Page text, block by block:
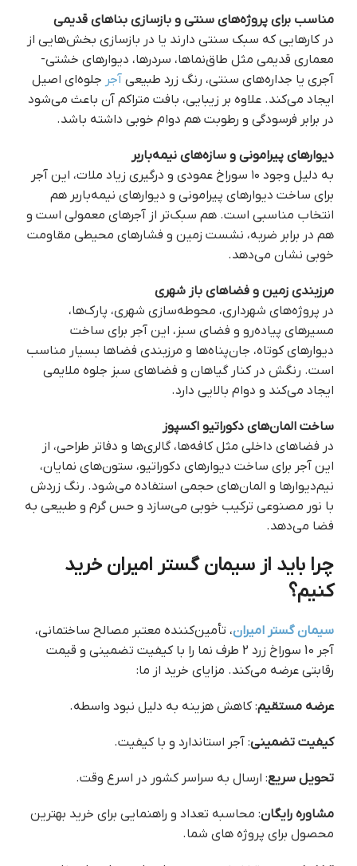
مناسب برای پروژه‌های سنتی و بازسازی بناهای قدیمی
در کارهایی که سبک سنتی دارند یا در بازسازی بخش‌هایی از
معماری قدیمی مثل طاق‌نماها، سردرها، دیوارهای خشتی-
آجری یا جداره‌های سنتی، رنگ زرد طبیعی آجر جلوه‌ای اصیل
ایجاد می‌کند. علاوه بر زیبایی، بافت متراکم آن باعث می‌شود
در برابر فرسودگی و رطوبت هم دوام خوبی داشته باشد.
دیوارهای پیرامونی و سازه‌های نیمه‌باربر
به دلیل وجود ۱۰ سوراخ عمودی و درگیری زیاد ملات، این آجر
برای ساخت دیوارهای پیرامونی و دیوارهای نیمه‌باربر هم
انتخاب مناسبی است. هم سبک‌تر از آجرهای معمولی است و
هم در برابر ضربه، نشست زمین و فشارهای محیطی مقاومت
خوبی نشان می‌دهد.
مرزبندی زمین و فضاهای باز شهری
در پروژه‌های شهرداری، محوطه‌سازی شهری، پارک‌ها،
مسیرهای پیاده‌رو و فضای سبز، این آجر برای ساخت
دیوارهای کوتاه، جان‌پناه‌ها و مرزبندی فضاها بسیار مناسب
است. رنگش در کنار گیاهان و فضاهای سبز جلوه ملایمی
ایجاد می‌کند و دوام بالایی دارد.
ساخت المان‌های دکوراتیو اکسپوز
در فضاهای داخلی مثل کافه‌ها، گالری‌ها و دفاتر طراحی، از
این آجر برای ساخت دیوارهای دکوراتیو، ستون‌های نمایان،
نیم‌دیوارها و المان‌های حجمی استفاده می‌شود. رنگ زردش
با نور مصنوعی ترکیب خوبی می‌سازد و حس گرم و طبیعی به
فضا می‌دهد.
چرا باید از سیمان گستر امیران خرید
کنیم؟
سیمان گستر امیران، تأمین‌کننده معتبر مصالح ساختمانی،
آجر 10 سوراخ زرد 2 طرف نما را با کیفیت تضمینی و قیمت
رقابتی عرضه می‌کند. مزایای خرید از ما:
عرضه مستقیم: کاهش هزینه به دلیل نبود واسطه.
کیفیت تضمینی: آجر استاندارد و با کیفیت.
تحویل سریع: ارسال به سراسر کشور در اسرع وقت.
مشاوره رایگان: محاسبه تعداد و راهنمایی برای خرید بهترین
محصول برای پروژه های شما.